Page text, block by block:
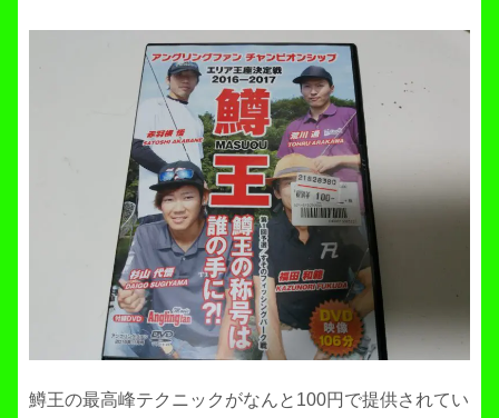
鱒王の最高峰テクニックがなんと100円で提供されてい